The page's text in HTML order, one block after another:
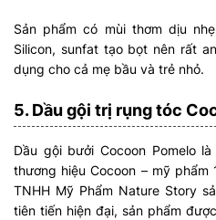
Sản phẩm có mùi thơm dịu
Silicon, sunfat tạo bọt nên rất
dụng cho cả mẹ bầu và trẻ nhỏ.
5. Dầu gội trị rụng tóc
Dầu gội bưởi Cocoon Pomelo
thương hiệu Cocoon – mỹ phẩm
TNHH Mỹ Phẩm Nature Story
tiên tiến hiện đại, sản phẩm